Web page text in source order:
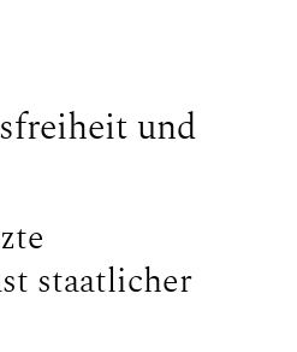
und
staatlicher